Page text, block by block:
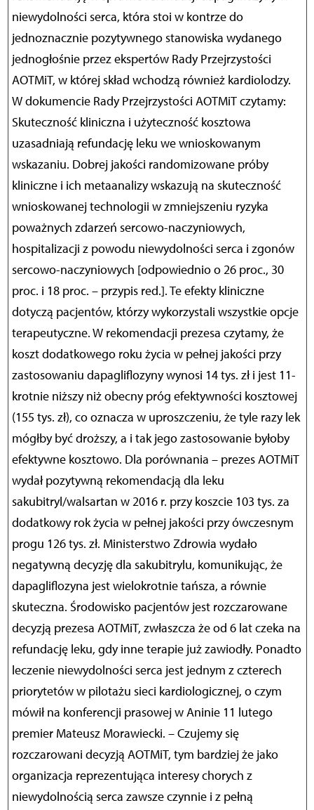
niewydolności serca, która stoi w kontrze do
jednoznacznie pozytywnego stanowiska wydanego
jednogłośnie przez ekspertów Rady Przejrzystości
AOTMiT, w której skład wchodzą również kardiolodzy.
W dokumencie Rady Przejrzystości AOTMiT czytamy:
Skuteczność kliniczna i użyteczność kosztowa
uzasadniają refundację leku we wnioskowanym
wskazaniu. Dobrej jakości randomizowane próby
kliniczne i ich metaanalizy wskazują na skuteczność
wnioskowanej technologii w zmniejszeniu ryzyka
poważnych zdarzeń sercowo-naczyniowych,
hospitalizacji z powodu niewydolności serca i zgonów
sercowo-naczyniowych [odpowiednio o 26 proc., 30
proc. i 18 proc. – przypis red.]. Te efekty kliniczne
dotyczą pacjentów, którzy wykorzystali wszystkie opcje
terapeutyczne. W rekomendacji prezesa czytamy, że
koszt dodatkowego roku życia w pełnej jakości przy
zastosowaniu dapagliflozyny wynosi 14 tys. zł i jest 11-
krotnie niższy niż obecny próg efektywności kosztowej
(155 tys. zł), co oznacza w uproszczeniu, że tyle razy lek
mógłby być droższy, a i tak jego zastosowanie byłoby
efektywne kosztowo. Dla porównania – prezes AOTMiT
wydał pozytywną rekomendacją dla leku
sakubitryl/walsartan w 2016 r. przy koszcie 103 tys. za
dodatkowy rok życia w pełnej jakości przy ówczesnym
progu 126 tys. zł. Ministerstwo Zdrowia wydało
negatywną decyzję dla sakubitrylu, komunikując, że
dapagliflozyna jest wielokrotnie tańsza, a równie
skuteczna. Środowisko pacjentów jest rozczarowane
decyzją prezesa AOTMiT, zwłaszcza że od 6 lat czeka na
refundację leku, gdy inne terapie już zawiodły. Ponadto
leczenie niewydolności serca jest jednym z czterech
priorytetów w pilotażu sieci kardiologicznej, o czym
mówił na konferencji prasowej w Aninie 11 lutego
premier Mateusz Morawiecki. – Czujemy się
rozczarowani decyzją AOTMiT, tym bardziej że jako
organizacja reprezentująca interesy chorych z
niewydolnością serca zawsze czynnie i z pełną